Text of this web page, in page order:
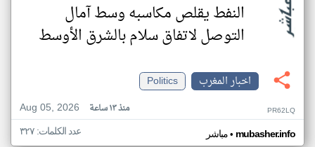
النفط يقلص مكاسبه وسط آمال
التوصل لاتفاق سلام بالشرق الأوسط
اخبار المغرب
Politics
Aug 05, 2026
منذ ١٣ ساعة PR62LQ
مباشر• mubasher.info عدد الكلمات: ٣٢٧